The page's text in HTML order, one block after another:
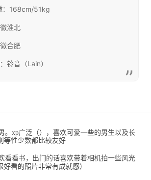
：168cm/51kg
淮北
合肥
：铃音（Lain）
。xp广泛（），喜欢可爱一些的男生以及长
等性少数都比较友好
看看书，出门的话喜欢带着相机拍一些风光
好看的照片非常有成就感）